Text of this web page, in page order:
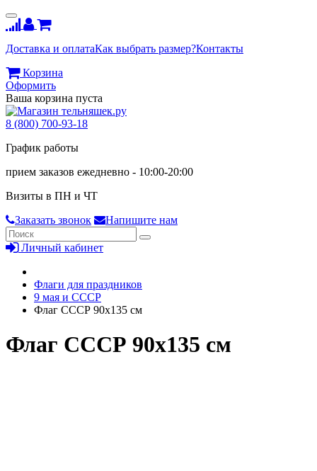
Доставка и оплатаКак выбрать размер?Контакты
Корзина
Оформить
Ваша корзина пуста
8 (800) 700-93-18
График работы
прием заказов ежедневно - 10:00-20:00
Визиты в ПН и ЧТ
Заказать звонок
Напишите нам
Личный кабинет
Флаги для праздников
9 мая и СССР
Флаг СССР 90х135 см
Флаг СССР 90х135 см